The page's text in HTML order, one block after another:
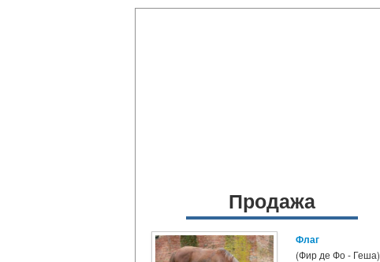
Продажа
Флаг
(Фир де Фо - Геша)